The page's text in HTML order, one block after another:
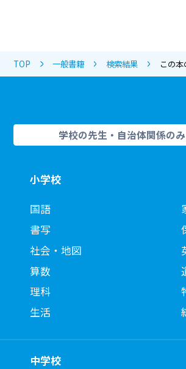
TOP 一般書籍 検索結果 この
学校の先生・自治体関係の
小学校
国語
書写
社会・地図
算数
理科
生活
中学校